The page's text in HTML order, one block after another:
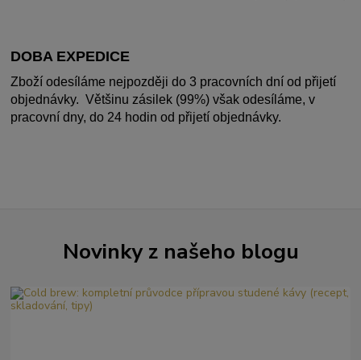
DOBA EXPEDICE
Zboží odesíláme nejpozději do 3 pracovních dní od přijetí
objednávky. Většinu zásilek (99%) však odesíláme, v
pracovní dny, do 24 hodin od přijetí objednávky.
Novinky z našeho blogu